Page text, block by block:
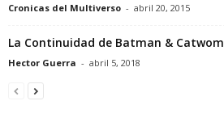
Cronicas del Multiverso - abril 20, 2015
La Continuidad de Batman &
Hector Guerra - abril 5, 2018